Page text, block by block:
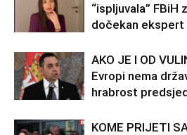
“ispljuvala” FBiH
dočekan
AKO JE I OD
Evropi nema
hrabrost
KOME PRIJETI